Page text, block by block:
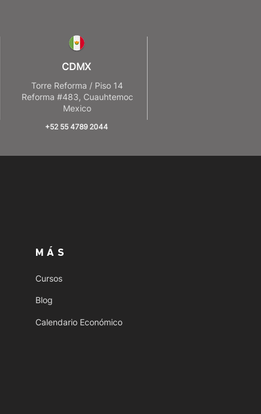
CDMX
Torre Reforma / Piso 14
Reforma #483, Cuauhtemoc
Mexico
+52 55 4789 2044
MÁS
Cursos
Blog
Calendario Económico